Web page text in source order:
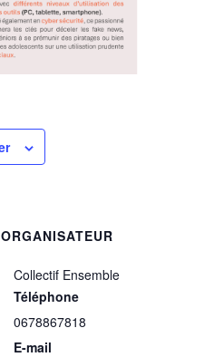
ORGANISATEUR
Collectif Ensemble
Téléphone
0678867818
E-mail